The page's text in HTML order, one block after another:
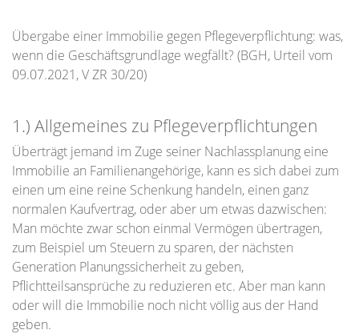
Übergabe einer Immobilie gegen Pflegeverpflichtung: was,
wenn die Geschäftsgrundlage wegfällt? (BGH, Urteil vom
09.07.2021, V ZR 30/20)
1.) Allgemeines zu Pflegeverpflichtungen
Überträgt jemand im Zuge seiner Nachlassplanung eine
Immobilie an Familienangehörige, kann es sich dabei zum
einen um eine reine Schenkung handeln, einen ganz
normalen Kaufvertrag, oder aber um etwas dazwischen:
Man möchte zwar schon einmal Vermögen übertragen,
zum Beispiel um Steuern zu sparen, der nächsten
Generation Planungssicherheit zu geben,
Pflichtteilsansprüche zu reduzieren etc. Aber man kann
oder will die Immobilie noch nicht völlig aus der Hand
geben.